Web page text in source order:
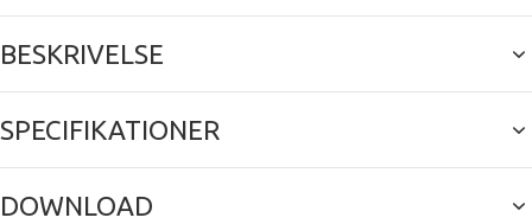
BESKRIVELSE
SPECIFIKATIONER
DOWNLOAD